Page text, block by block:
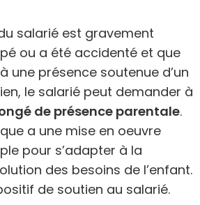
salarié est gravement
ou a été accidenté et que
une présence soutenue d’un
le salarié peut demander à
de présence parentale.
a une mise en oeuvre
pour s’adapter à la
des besoins de l’enfant.
de soutien au salarié.